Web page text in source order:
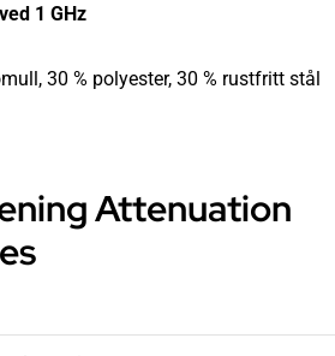
1 GHz
30 % polyester, 30 % rustfritt stål
Attenuation